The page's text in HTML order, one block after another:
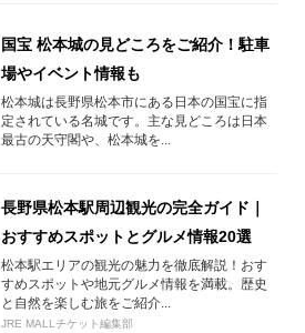
国宝 松本城の見どころをご紹介！駐車
場やイベント情報も
松本城は長野県松本市にある日本の国宝に指
定されている名城です。主な見どころは日本
最古の天守閣や、松本城を...
長野県松本駅周辺観光の完全ガイド｜
おすすめスポットとグルメ情報20選
松本駅エリアの観光の魅力を徹底解説！おす
すめスポットや地元グルメ情報を満載。歴史
と自然を楽しむ旅をご紹介...
JRE MALLチケット編集部